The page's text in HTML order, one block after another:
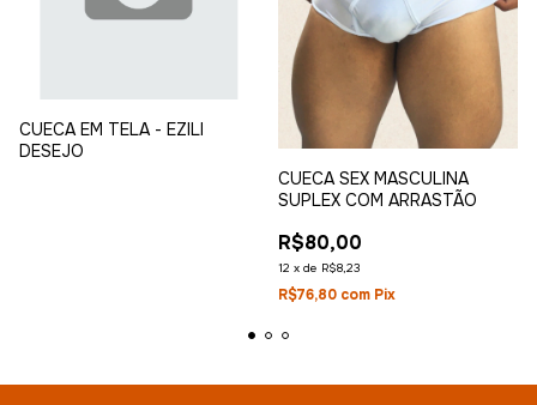
CUECA EM TELA - EZILI
DESEJO
CUECA SEX MASCULINA
SUPLEX COM ARRASTÃO
R$80,00
12 x de R$8,23
R$76,80 com Pix